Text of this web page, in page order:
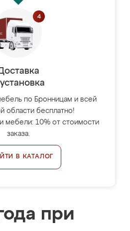
по Бронницам и всей
области бесплатно!
мебели: 10% от стоимости
заказа.
В КАТАЛОГ
при